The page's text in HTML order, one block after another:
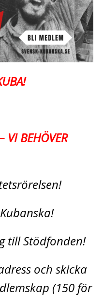
VI BEHÖVER
till Stödfonden!
och skicka
(150 för